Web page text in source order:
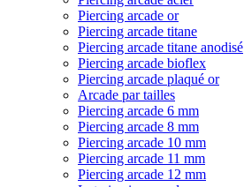
Piercing arcade or
Piercing arcade titane
Piercing arcade titane anodisé
Piercing arcade bioflex
Piercing arcade plaqué or
Arcade par tailles
Piercing arcade 6 mm
Piercing arcade 8 mm
Piercing arcade 10 mm
Piercing arcade 11 mm
Piercing arcade 12 mm